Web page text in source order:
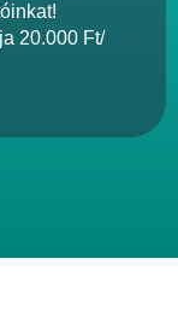
20.000 Ft/